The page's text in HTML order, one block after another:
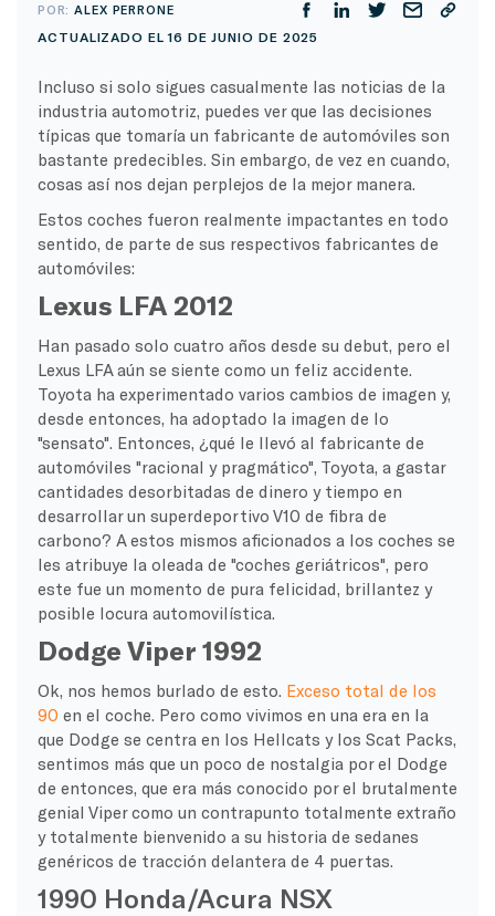
POR:ALEX PERRONE
ACTUALIZADO EL 16 DE JUNIO DE 2025
Incluso si solo sigues casualmente las noticias de la
industria automotriz, puedes ver que las decisiones
típicas que tomaría un fabricante de automóviles son
bastante predecibles. Sin embargo, de vez en cuando,
cosas así nos dejan perplejos de la mejor manera.
Estos coches fueron realmente impactantes en todo
sentido, de parte de sus respectivos fabricantes de
automóviles:
Lexus LFA 2012
Han pasado solo cuatro años desde su debut, pero el
Lexus LFA aún se siente como un feliz accidente.
Toyota ha experimentado varios cambios de imagen y,
desde entonces, ha adoptado la imagen de lo
"sensato". Entonces, ¿qué le llevó al fabricante de
automóviles "racional y pragmático", Toyota, a gastar
cantidades desorbitadas de dinero y tiempo en
desarrollar un superdeportivo V10 de fibra de
carbono? A estos mismos aficionados a los coches se
les atribuye la oleada de "coches geriátricos", pero
este fue un momento de pura felicidad, brillantez y
posible locura automovilística.
Dodge Viper 1992
Ok, nos hemos burlado de esto. Exceso total de los
90 en el coche. Pero como vivimos en una era en la
que Dodge se centra en los Hellcats y los Scat Packs,
sentimos más que un poco de nostalgia por el Dodge
de entonces, que era más conocido por el brutalmente
genial Viper como un contrapunto totalmente extraño
y totalmente bienvenido a su historia de sedanes
genéricos de tracción delantera de 4 puertas.
1990 Honda/Acura NSX